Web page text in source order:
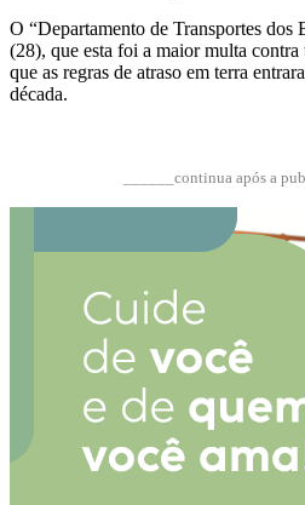
O “Departamento de Transportes dos
(28), que esta foi a maior multa contra
que as regras de atraso em terra
década.
______continua após a